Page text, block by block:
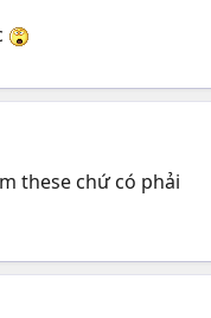
these chứ có phải